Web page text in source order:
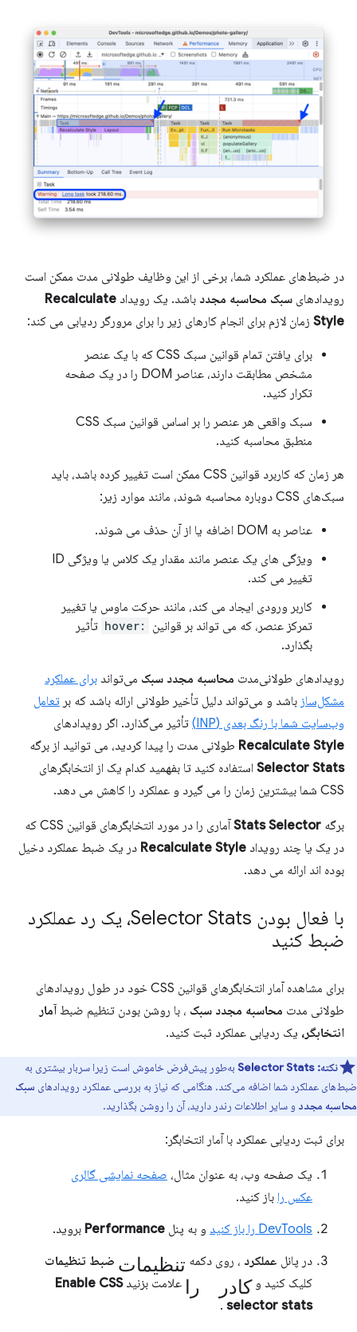
در ضبط‌های عملکرد شما، برخی از این وظایف طولانی مدت ممکن است
رویدادهای سبک محاسبه مجدد باشد. یک رویداد Recalculate
Style زمان لازم برای انجام کارهای زیر را برای مرورگر ردیابی می کند:
برای یافتن تمام قوانین سبک CSS که با یک عنصر
مشخص مطابقت دارند، عناصر DOM را در یک صفحه
تکرار کنید.
سبک واقعی هر عنصر را بر اساس قوانین سبک CSS
منطبق محاسبه کنید.
هر زمان که کاربرد قوانین CSS ممکن است تغییر کرده باشد، باید
سبک‌های CSS دوباره محاسبه شوند، مانند موارد زیر:
عناصر به DOM اضافه یا از آن حذف می شوند.
ویژگی های یک عنصر مانند مقدار یک کلاس یا ویژگی ID
تغییر می کند.
کاربر ورودی ایجاد می کند، مانند حرکت ماوس یا تغییر
تمرکز عنصر، که می تواند بر قوانین
:hover
تأثیر
بگذارد.
رویدادهای طولانی‌مدت محاسبه مجدد سبک می‌تواند برای عملکرد
مشکل‌ساز باشد و می‌تواند دلیل تأخیر طولانی ارائه باشد که بر تعامل
وب‌سایت شما با رنگ بعدی (INP)
تأثیر می‌گذارد. اگر رویدادهای
Recalculate Style طولانی مدت را پیدا کردید، می توانید از برگه
Selector Stats استفاده کنید تا بفهمید کدام یک از انتخابگرهای
CSS شما بیشترین زمان را می گیرد و عملکرد را کاهش می دهد.
برگه Stats Selector
آماری را در مورد انتخابگرهای قوانین CSS که
در یک یا چند رویداد Recalculate Style در یک ضبط عملکرد دخیل
بوده اند ارائه می دهد.
با فعال بودن Selector Stats، یک رد عملکرد
ضبط کنید
برای مشاهده آمار انتخابگرهای قوانین CSS خود در طول رویدادهای
طولانی مدت محاسبه مجدد سبک ، با روشن بودن تنظیم ضبط آمار
انتخابگر، یک ردیابی عملکرد ثبت کنید.
نکته: Selector Stats به‌طور پیش‌فرض خاموش است زیرا سربار بیشتری به
ضبط‌های عملکرد شما اضافه می‌کند. هنگامی که نیاز به بررسی عملکرد رویدادهای سبک
محاسبه مجدد و سایر اطلاعات رندر دارید، آن را روشن بگذارید.
برای ثبت ردیابی عملکرد با آمار انتخابگر:
یک صفحه وب، به عنوان مثال، صفحه نمایشی گالری
عکس را باز کنید.
DevTools را باز کنید
و به پنل Performance بروید.
در پانل عملکرد ، روی دکمه تنظیمات ضبط تنظیمات
کلیک کنید وکادر را علامت بزنیدEnable CSS
selector stats
.